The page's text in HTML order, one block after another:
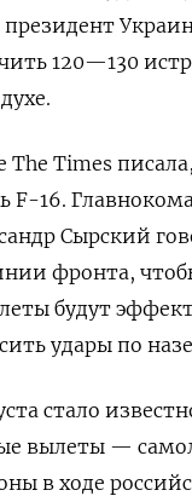
120—130
The Times
F-16.
Сырский
фронта,
будут
удары по
стало
вылеты —
в ходе